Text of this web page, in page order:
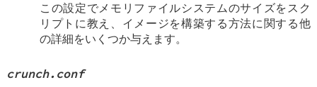
この設定でメモリファイルシステムのサイズをスク
リプトに教え、イメージを構築する方法に関する他
の詳細をいくつか与えます。
crunch.conf